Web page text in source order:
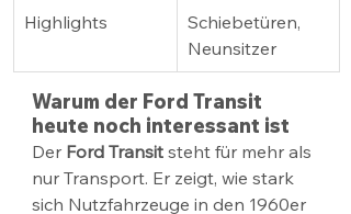
Highlights
Schiebetüren,
Neunsitzer
Warum der Ford Transit
heute noch interessant ist
Der Ford Transit steht für mehr als
nur Transport. Er zeigt, wie stark
sich Nutzfahrzeuge in den 1960er